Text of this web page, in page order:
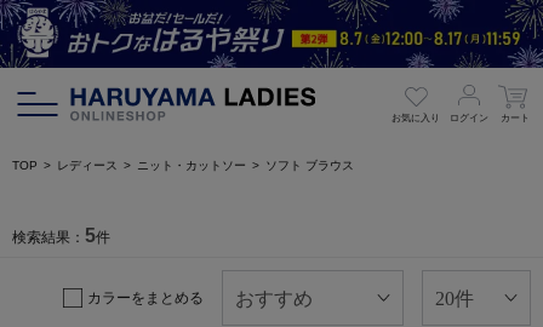
お気に入り ログイン カート
TOP レディース ニット・カットソー ソフト ブラウス
検索結果： 5件
カラーをまとめる